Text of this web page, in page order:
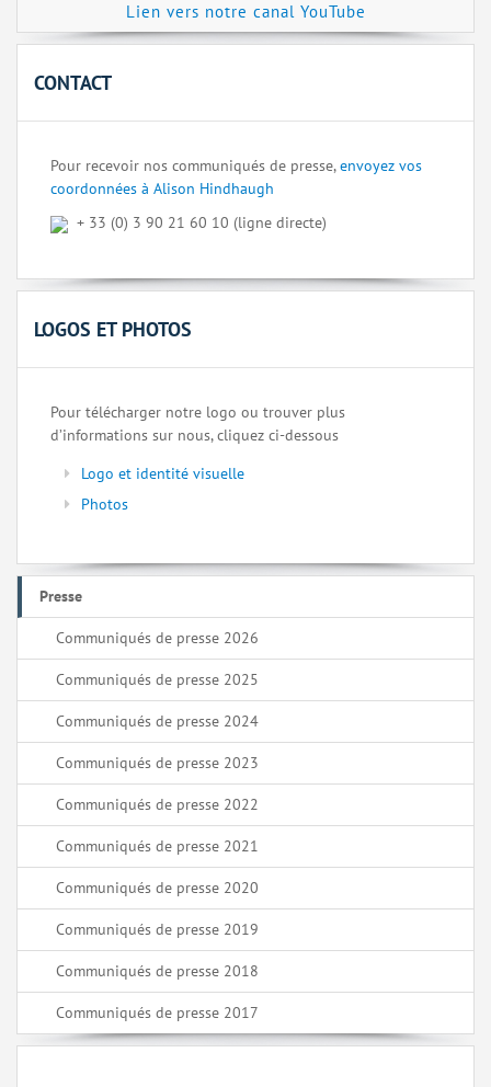
Lien vers notre canal YouTube
CONTACT
Pour recevoir nos communiqués de presse,envoyez vos
coordonnées à Alison Hindhaugh
+ 33 (0) 3 90 21 60 10 (ligne directe)
LOGOS ET PHOTOS
Pour télécharger notre logo ou trouver plus
d’informations sur nous, cliquez ci-dessous
Logo et identité visuelle
Photos
Presse
Communiqués de presse 2026
Communiqués de presse 2025
Communiqués de presse 2024
Communiqués de presse 2023
Communiqués de presse 2022
Communiqués de presse 2021
Communiqués de presse 2020
Communiqués de presse 2019
Communiqués de presse 2018
Communiqués de presse 2017